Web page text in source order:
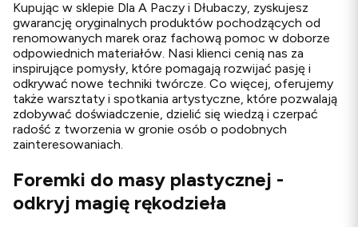
Kupując w sklepie Dla A Paczy i Dłubaczy, zyskujesz
gwarancję oryginalnych produktów pochodzących od
renomowanych marek oraz fachową pomoc w doborze
odpowiednich materiałów. Nasi klienci cenią nas za
inspirujące pomysły, które pomagają rozwijać pasję i
odkrywać nowe techniki twórcze. Co więcej, oferujemy
także warsztaty i spotkania artystyczne, które pozwalają
zdobywać doświadczenie, dzielić się wiedzą i czerpać
radość z tworzenia w gronie osób o podobnych
zainteresowaniach.
Foremki do masy plastycznej -
odkryj magię rękodzieła